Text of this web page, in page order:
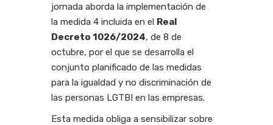
jornada aborda la implementación de
la medida 4 incluida en el Real
Decreto 1026/2024, de 8 de
octubre, por el que se desarrolla el
conjunto planificado de las medidas
para la igualdad y no discriminación de
las personas LGTBI en las empresas.
Esta medida obliga a sensibilizar sobre